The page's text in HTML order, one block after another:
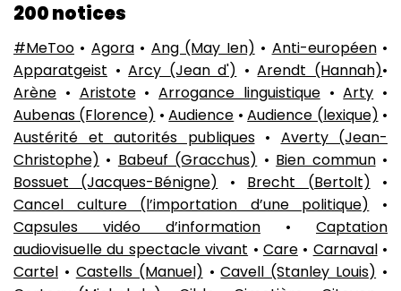
200 notices
#MeToo • Agora• Ang (May Ien) • Anti-européen•
Apparatgeist •Arcy (Jean d') •Arendt (Hannah)•
Arène • Aristote• Arrogance linguistique•Arty •
Aubenas (Florence) •Audience •Audience (lexique) •
Austérité et autorités publiques• Averty (Jean-
Christophe) • Babeuf (Gracchus) • Bien commun•
Bossuet (Jacques-Bénigne) • Brecht (Bertolt) •
Cancel culture (l’importation d’une politique) •
Capsules vidéo d’information • Captation
audiovisuelle du spectacle vivant • Care• Carnaval•
Cartel • Castells (Manuel) •Cavell (Stanley Louis) •